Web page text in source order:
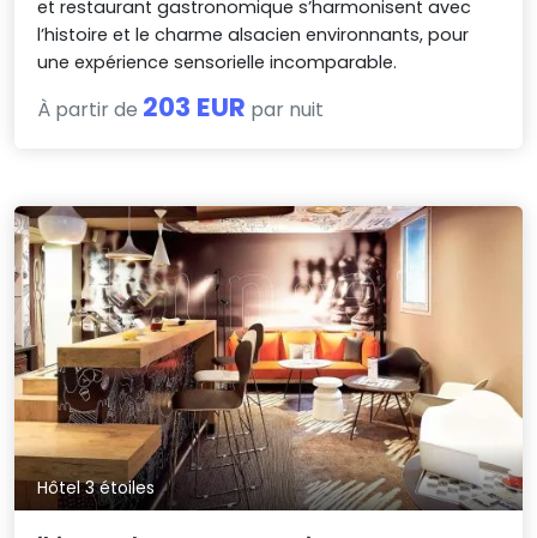
et restaurant gastronomique s’harmonisent avec
l’histoire et le charme alsacien environnants, pour
une expérience sensorielle incomparable.
À partir de 203 EUR par nuit
Hôtel 3 étoiles